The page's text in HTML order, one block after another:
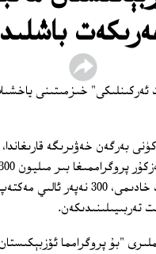
ئەركىنلىكى" خىزمىتىنى
بەرگەن خەۋىرىگە
"بۇ پروگرامما ئۆزبېكىستان